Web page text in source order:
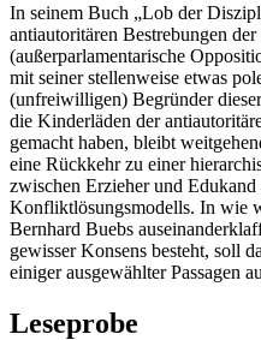
In seinem Buch „Lob der
antiautoritären Bestrebungen
(außerparlamentarische
mit seiner stellenweise etwas
(unfreiwilligen) Begründer
die Kinderläden der
gemacht haben, bleibt
eine Rückkehr zu einer
zwischen Erzieher und
Konfliktlösungsmodells. In wie
Bernhard Buebs
gewisser Konsens besteht, soll
einiger ausgewählter Passagen
Leseprobe